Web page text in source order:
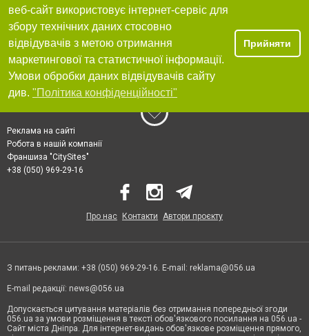
веб-сайт використовує інтернет-сервіс для
збору технічних даних стосовно
відвідувачів з метою отримання
маркетингової та статистичної інформації.
Умови обробки даних відвідувачів сайту
див. "Політика конфіденційності"
Прийняти
Реклама на сайті
Робота в нашій компанії
Франшиза "CitySites"
+38 (050) 969-29-16
Про нас Контакти Автори проєкту
З питань реклами: +38 (050) 969-29-16. E-mail: reklama@056.ua
E-mail редакції: news@056.ua
Допускається цитування матеріалів без отримання попередньої згоди
056.ua за умови розміщення в тексті обов'язкового посилання на 056.ua -
Сайт міста Дніпра. Для інтернет-видань обов'язкове розміщення прямого,